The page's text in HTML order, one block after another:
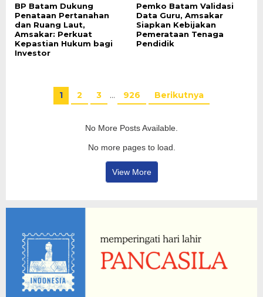
BP Batam Dukung
Penataan Pertanahan
dan Ruang Laut,
Amsakar: Perkuat
Kepastian Hukum bagi
Investor
Pemko Batam Validasi
Data Guru, Amsakar
Siapkan Kebijakan
Pemerataan Tenaga
Pendidik
1 2 3 … 926 Berikutnya
No More Posts Available.
No more pages to load.
View More